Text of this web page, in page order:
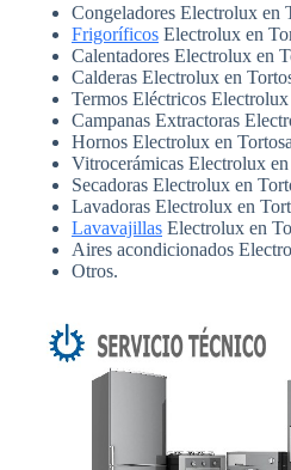
Congeladores Electrolux en
Frigoríficos Electrolux en
Calentadores Electrolux en
Calderas Electrolux en
Termos Eléctricos Electrolux
Campanas Extractoras
Hornos Electrolux en
Vitrocerámicas Electrolux en
Secadoras Electrolux en
Lavadoras Electrolux en
Lavavajillas Electrolux en
Aires acondicionados
Otros.